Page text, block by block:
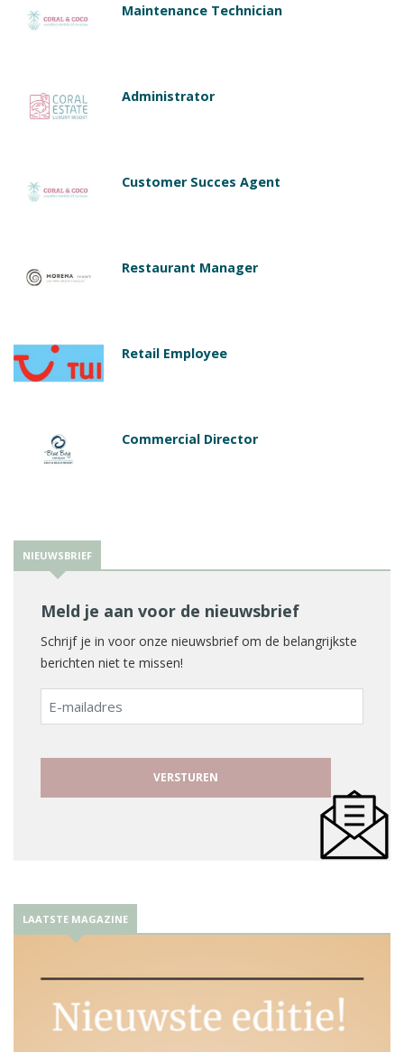
Maintenance Technician
Administrator
Customer Succes Agent
Restaurant Manager
Retail Employee
Commercial Director
NIEUWSBRIEF
Meld je aan voor de nieuwsbrief
Schrijf je in voor onze nieuwsbrief om de belangrijkste
berichten niet te missen!
E-
mailadres
LAATSTE MAGAZINE